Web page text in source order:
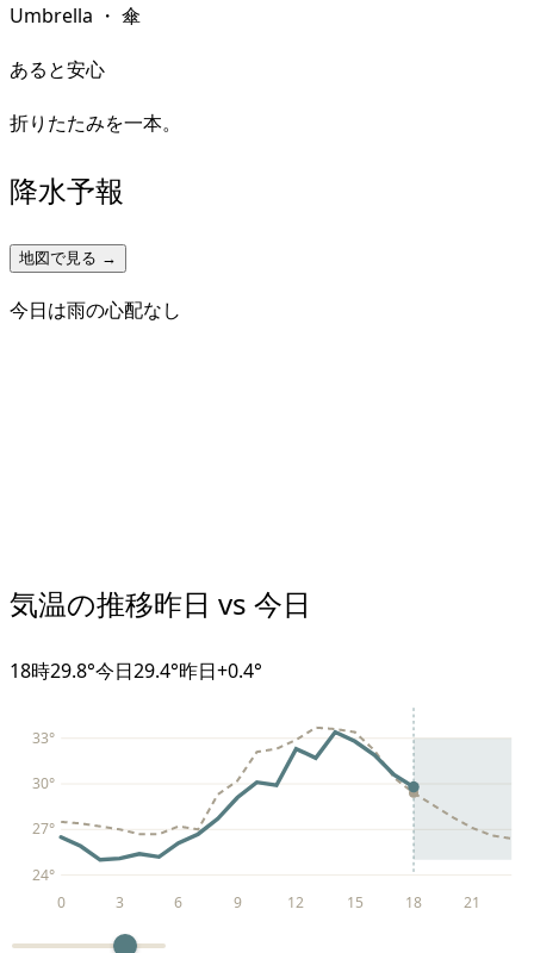
Umbrella ・ 傘
あると安心
折りたたみを一本。
降水予報
地図で見る →
今日は雨の心配なし
気温の推移昨日 vs 今日
18時29.8°今日29.4°昨日+0.4°
24°
27°
30°
33°
0 3 6 9 12 15 18 21